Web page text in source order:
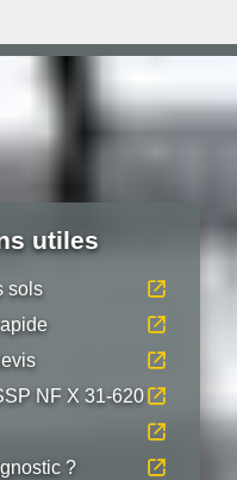
utiles
sols
NF X 31-620
?